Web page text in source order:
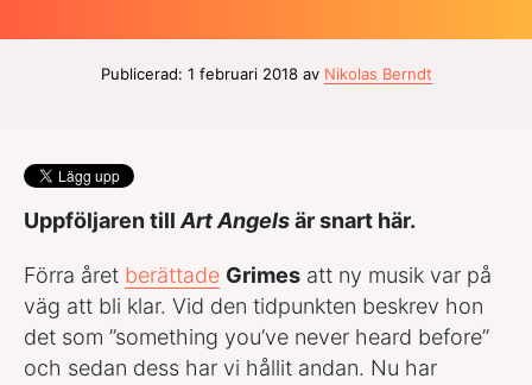
Publicerad: 1 februari 2018 av Nikolas Berndt
Uppföljaren tillArt Angelsär snart här.
Förra året berättade Grimes att ny musik var på
väg att bli klar. Vid den tidpunkten beskrev hon
det som ”something you’ve never heard before”
och sedan dess har vi hållit andan. Nu har